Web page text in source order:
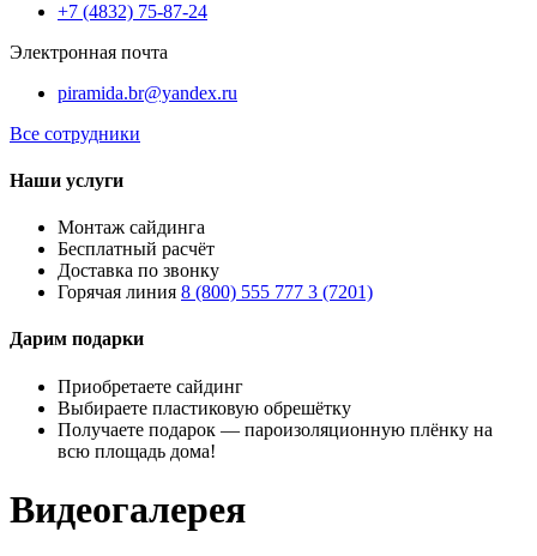
+7 (4832) 75-87-24
Электронная почта
piramida.br@yandex.ru
Все сотрудники
Наши услуги
Монтаж сайдинга
Бесплатный расчёт
Доставка по звонку
Горячая линия 8 (800) 555 777 3 (7201)
Дарим подарки
Приобретаете сайдинг
Выбираете пластиковую обрешётку
Получаете подарок — пароизоляционную плёнку на
всю площадь дома!
Видеогалерея